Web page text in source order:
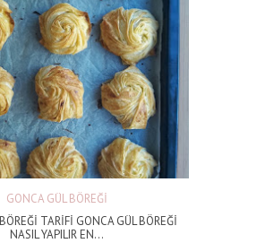
GONCA GÜL BÖREĞİ
TARİFİ GONCA GÜL BÖREĞİ
NASIL YAPILIR EN...